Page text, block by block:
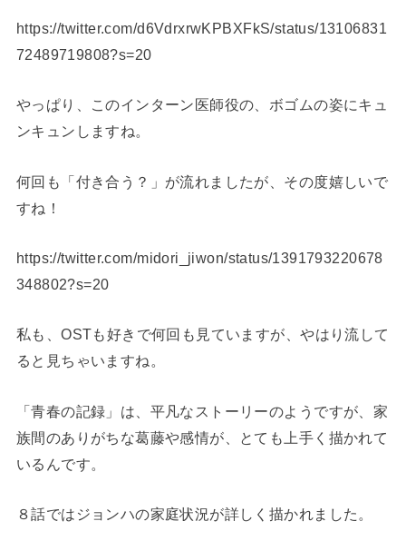
https://twitter.com/d6VdrxrwKPBXFkS/status/13106831
72489719808?s=20
やっぱり、このインターン医師役の、ボゴムの姿にキュ
ンキュンしますね。
何回も「付き合う？」が流れましたが、その度嬉しいで
すね！
https://twitter.com/midori_jiwon/status/1391793220678
348802?s=20
私も、OSTも好きで何回も見ていますが、やはり流して
ると見ちゃいますね。
「青春の記録」は、平凡なストーリーのようですが、家
族間のありがちな葛藤や感情が、とても上手く描かれて
いるんです。
８話ではジョンハの家庭状況が詳しく描かれました。